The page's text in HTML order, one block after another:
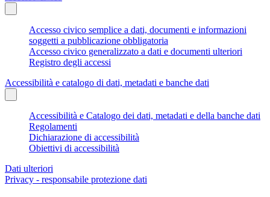
Accesso civico semplice a dati, documenti e informazioni
soggetti a pubblicazione obbligatoria
Accesso civico generalizzato a dati e documenti ulteriori
Registro degli accessi
Accessibilità e catalogo di dati, metadati e banche dati
Accessibilità e Catalogo dei dati, metadati e della banche dati
Regolamenti
Dichiarazione di accessibilità
Obiettivi di accessibilità
Dati ulteriori
Privacy - responsabile protezione dati